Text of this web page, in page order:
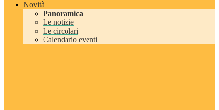
Novità
Panoramica
Le notizie
Le circolari
Calendario eventi